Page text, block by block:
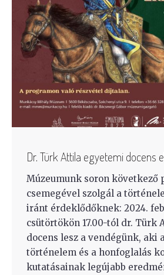
Dr. Türk Attila egyetemi docens
Múzeumunk soron következő
csemegével szolgál a
iránt érdeklődőknek: 2024.
csütörtökön 17.00-tól dr. Türk
docens lesz a vendégünk, aki
történelem és a honfoglalás
kutatásainak legújabb